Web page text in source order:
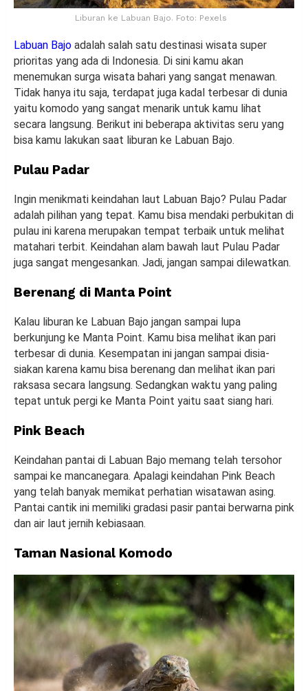
Liburan ke Labuan Bajo. Foto: Pexels
Labuan Bajo adalah salah satu destinasi wisata super
prioritas yang ada di Indonesia. Di sini kamu akan
menemukan surga wisata bahari yang sangat menawan.
Tidak hanya itu saja, terdapat juga kadal terbesar di dunia
yaitu komodo yang sangat menarik untuk kamu lihat
secara langsung. Berikut ini beberapa aktivitas seru yang
bisa kamu lakukan saat liburan ke Labuan Bajo.
Pulau Padar
Ingin menikmati keindahan laut Labuan Bajo? Pulau Padar
adalah pilihan yang tepat. Kamu bisa mendaki perbukitan di
pulau ini karena merupakan tempat terbaik untuk melihat
matahari terbit. Keindahan alam bawah laut Pulau Padar
juga sangat mengesankan. Jadi, jangan sampai dilewatkan.
Berenang di Manta Point
Kalau liburan ke Labuan Bajo jangan sampai lupa
berkunjung ke Manta Point. Kamu bisa melihat ikan pari
terbesar di dunia. Kesempatan ini jangan sampai disia-
siakan karena kamu bisa berenang dan melihat ikan pari
raksasa secara langsung. Sedangkan waktu yang paling
tepat untuk pergi ke Manta Point yaitu saat siang hari.
Pink Beach
Keindahan pantai di Labuan Bajo memang telah tersohor
sampai ke mancanegara. Apalagi keindahan Pink Beach
yang telah banyak memikat perhatian wisatawan asing.
Pantai cantik ini memiliki gradasi pasir pantai berwarna pink
dan air laut jernih kebiasaan.
Taman Nasional Komodo